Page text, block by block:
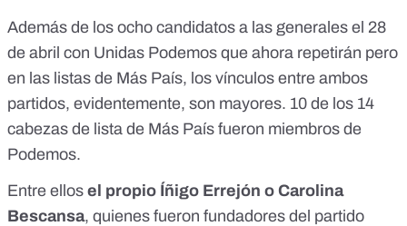
Además de los ocho candidatos a las generales el 28
de abril con Unidas Podemos que ahora repetirán pero
en las listas de Más País, los vínculos entre ambos
partidos, evidentemente, son mayores. 10 de los 14
cabezas de lista de Más País fueron miembros de
Podemos.
Entre ellos el propio Íñigo Errejón o Carolina
Bescansa, quienes fueron fundadores del partido